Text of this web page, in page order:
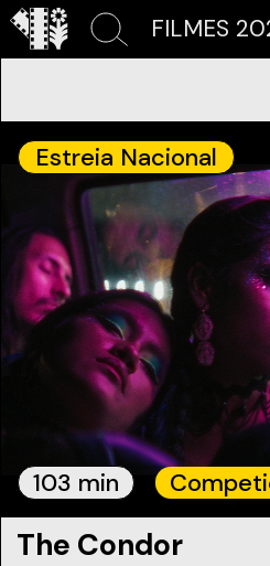
FILMES
Estreia Nacional
103 min
The Condor